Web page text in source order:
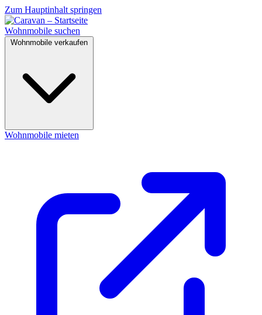
Zum Hauptinhalt springen
Wohnmobile suchen
Wohnmobile verkaufen
Wohnmobile mieten